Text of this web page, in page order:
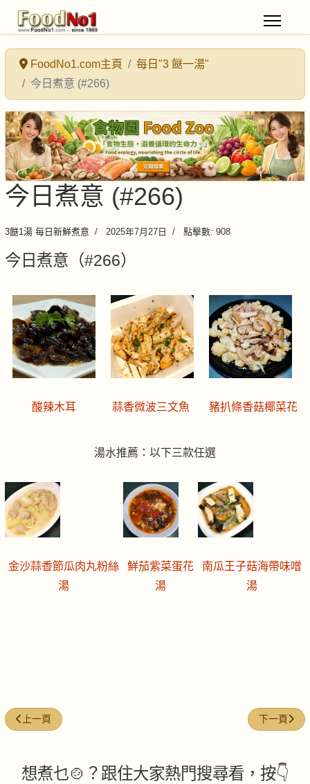
FoodNo1.com主頁
每日"3 餸一湯"
今日煮意 (#266)
今日煮意 (#266)
3餸1湯 每日新鮮煮意 2025年7月27日 點擊數: 908
今日煮意（#266）
酸辣木耳 蒜香微波三文魚 豬扒條香菇椰菜花
湯水推薦：以下三款任選
金沙蒜香節瓜肉丸粉絲
湯
鮮茄紫菜蛋花
湯
南瓜王子菇海帶味噌
湯
上一篇文章: 今日煮意 (#265)
上一頁 下一篇文
下一頁
想煮乜🍲？跟住大家熱門搜尋看，按👇